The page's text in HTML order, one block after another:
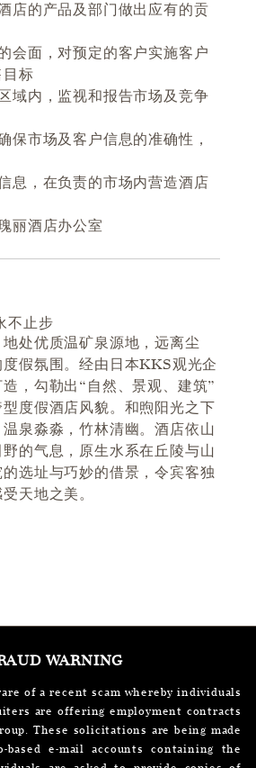
店的产品及部门做出应有的贡
会面，对预定的客户实施客户
目标
域内，监视和报告市场及竞争
保市场及客户信息的准确性，
息，在负责的市场内营造酒店
丽酒店办公室
keys to toggle section visibility
不止步
处优质温矿泉源地，远离尘
假氛围。经由日本KKS观光企
，勾勒出“自然、景观、建筑”
度假酒店风貌。和煦阳光之下
泉淼淼，竹林清幽。酒店依山
的气息，原生水系在丘陵与山
选址与巧妙的借景，令宾客独
天地之美。
WARNING
of a recent scam whereby individuals
are offering employment contracts
These solicitations are being made
based e-mail accounts containing the